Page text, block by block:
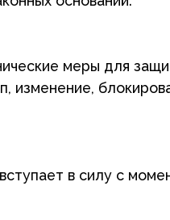
с момента её
сбор,
необходимые для